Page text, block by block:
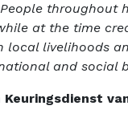
throughout
at the time
livelihoods
and social